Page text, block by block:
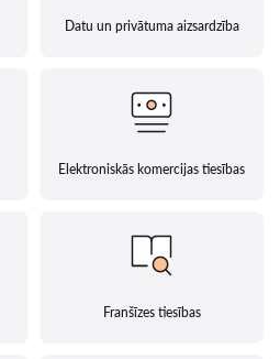
Datu un privātuma aizsardzība
Elektroniskās komercijas tiesības
Franšīzes tiesības